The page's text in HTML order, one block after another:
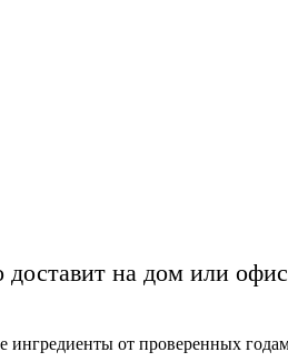
на дом или
ингредиенты от проверенных